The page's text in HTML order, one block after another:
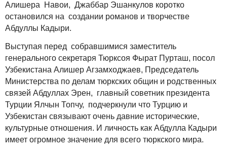
Алишера Навои, Джаббар Эшанкулов коротко
остановился на создании романов и творчестве
Абдуллы Кадыри.
Выступая перед собравшимися заместитель
генерального секретаря Тюрксоя Фырат Пурташ, посол
Узбекистана Алишер Агзамходжаев, Председатель
Министерства по делам тюркских общин и родственных
связей Абдуллах Эрен, главный советник президента
Турции Ялчын Топчу, подчеркнули что Турцию и
Узбекистан связывают очень давние исторические,
культурные отношения. И личность как Абдулла Кадыри
имеет огромное значение для всего тюркского мира.